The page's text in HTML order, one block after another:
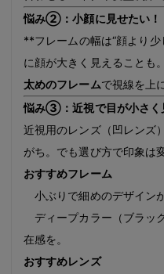
悩み②：小顔に見せたい！
**フレームの幅は“顔より
に顔が大きく見えることも。
太めのフレームで視線を上
悩み③：近視で目が小さく
近視用のレンズ（凹レンズ
がち。でも選び方で印象は
おすすめフレーム
小ぶりで細めのデザイン
ディープカラー（ブラッ
在感を。
おすすめレンズ